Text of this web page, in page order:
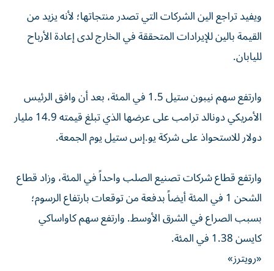
ويفيد تراجع الين الشركات التي تصدر منتجاتها؛ لأنه يزيد من
القيمة بالين للإيرادات المتحققة في الخارج لدى إعادة الأرباح
لليابان.
وارتفع سهم نيبون ستيل 1.5 في المئة، بعد أن وافق الرئيس
الأمريكي دونالد ترامب على عرضها الذي تبلغ قيمته 14.9 مليار
دولار للاستحواذ على شركة يو.إس ستيل يوم الجمعة.
وارتفع قطاع شركات تصنيع الصلب واحداً في المئة، وزاد قطاع
الشحن 1 في المئة أيضاً بدفعة من توقعات بارتفاع الرسوم؛
بسبب الصراع في الشرق الأوسط. وارتفع سهم كاواساكي
كايسن 1.38 في المئة.
«رويترز»